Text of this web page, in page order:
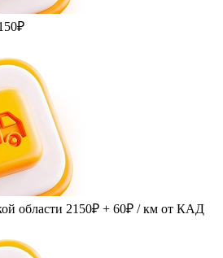
области 2150₽ + 60₽ / км от КАД